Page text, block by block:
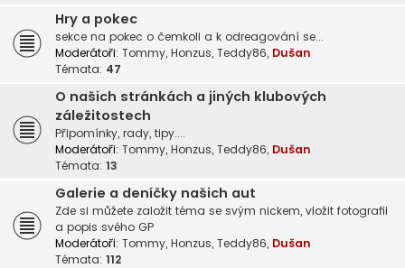
Hry a pokec
sekce na pokec o čemkoli a k odreagování se...
Moderátoři: Tommy, Honzus, Teddy86, Dušan
Témata: 47
O našich stránkách a jiných klubových
záležitostech
Připomínky, rady, tipy....
Moderátoři: Tommy, Honzus, Teddy86, Dušan
Témata: 13
Galerie a deníčky našich aut
Zde si můžete založit téma se svým nickem, vložit fotografii
a popis svého GP
Moderátoři: Tommy, Honzus, Teddy86, Dušan
Témata: 112